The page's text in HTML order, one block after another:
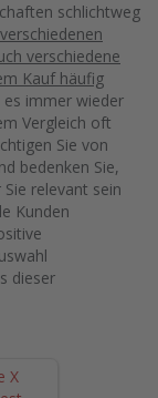
schlichtweg
verschiedene
Kauf häufig
immer wieder
Vergleich oft
Sie von
bedenken Sie,
relevant sein
Kunden
dieser